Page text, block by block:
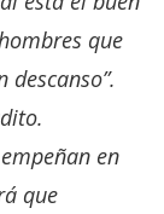
que
en
que